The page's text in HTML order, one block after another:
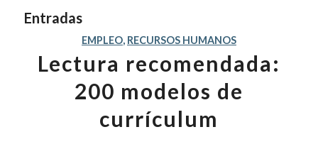
Entradas
EMPLEO, RECURSOS HUMANOS
Lectura recomendada:
200 modelos de
currículum